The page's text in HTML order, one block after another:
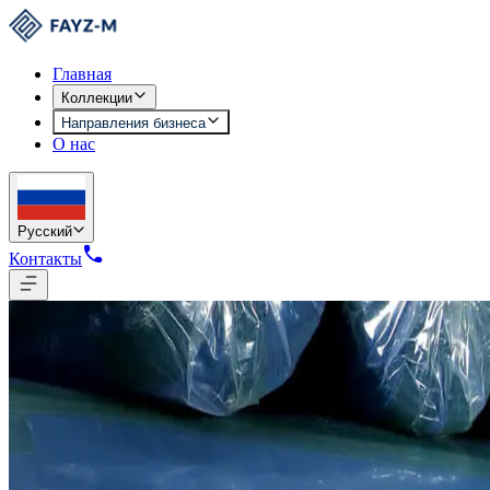
Главная
Коллекции
Направления бизнеса
О нас
Русский
Контакты
4 015 тонн тканей в год
50 сотрудников производят ткани по международным